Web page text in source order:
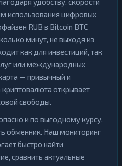
удобству, скорости
использования цифровых
RUB в Bitcoin BTC
минут, не выходя из
как для инвестиций, так
или международных
— привычный и
открывает
свободы.
и по выгодному курсу,
обменник. Наш мониторинг
быстро найти
сравнить актуальные